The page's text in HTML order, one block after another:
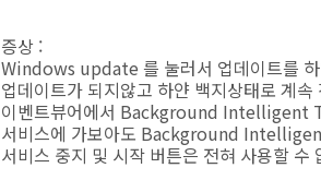
증상 :
Windows update 를 눌러서 업데이트를
업데이트가 되지않고 하얀 백지상태로 계속
이벤트뷰어에서 Background Intelligent
서비스에 가보아도 Background
서비스 중지 및 시작 버튼은 전혀 사용할 수